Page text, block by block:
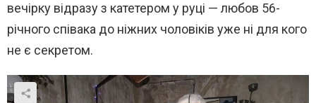
вечірку відразу з катетером у руці — любов 56-
річного співака до ніжних чоловіків уже ні для кого
не є секретом.